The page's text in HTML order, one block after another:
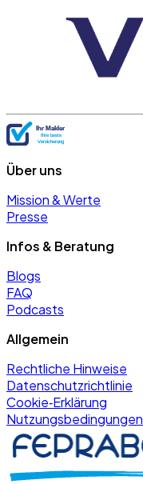
Über uns
Mission & Werte
Presse
Infos & Beratung
Blogs
FAQ
Podcasts
Allgemein
Rechtliche Hinweise
Datenschutzrichtlinie
Cookie‑Erklärung
Nutzungsbedingungen